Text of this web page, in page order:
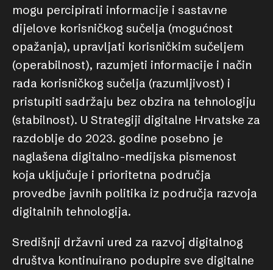
mogu percipirati informacije i sastavne
dijelove korisničkog sučelja (mogućnost
opažanja), upravljati korisničkim sučeljem
(operabilnost), razumjeti informacije i način
rada korisničkog sučelja (razumljivost) i
pristupiti sadržaju bez obzira na tehnologiju
(stabilnost). U Strategiji digitalne Hrvatske za
razdoblje do 2023. godine posebno je
naglašena digitalno-medijska pismenost
koja uključuje i prioritetna područja
provedbe javnih politika iz područja razvoja
digitalnih tehnologija.
Središnji državni ured za razvoj digitalnog
društva kontinuirano podupire sve digitalne